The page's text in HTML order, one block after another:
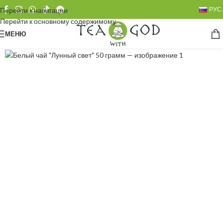
Перейти к навигации
Перейти к основному содержимому
РУС.
МЕНЮ